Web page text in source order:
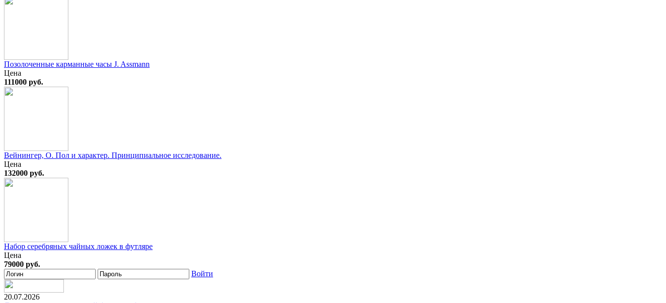
Позолоченные карманные часы J. Assmann
Цена
111000 руб.
Вейнингер, О. Пол и характер. Принципиальное исследование.
Цена
132000 руб.
Набор серебряных чайных ложек в футляре
Цена
79000 руб.
Войти
20.07.2026